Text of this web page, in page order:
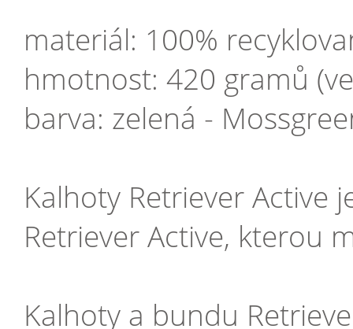
materiál: 100%
hmotnost: 420 gramů
barva: zelená -
Kalhoty Retriever
Retriever Active, kterou
Kalhoty a bundu